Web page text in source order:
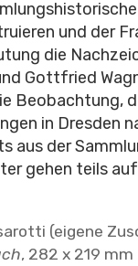
und der
die
Gottfried
Beobachtung,
in Dresden
aus der
gehen teils
(eigene
, 282 x 219